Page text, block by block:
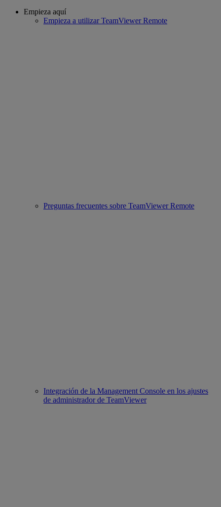
Empieza aquí
Empieza a utilizar TeamViewer Remote
Preguntas frecuentes sobre TeamViewer Remote
Integración de la Management Console en los ajustes
de administrador de TeamViewer